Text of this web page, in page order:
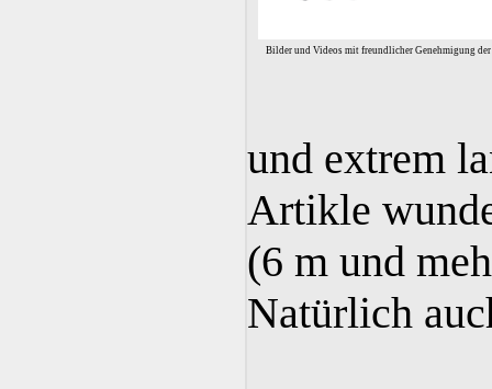
Bilder und Videos mit freundlicher Genehmigung
und extrem
Artikle
(6 m und
Natürlich